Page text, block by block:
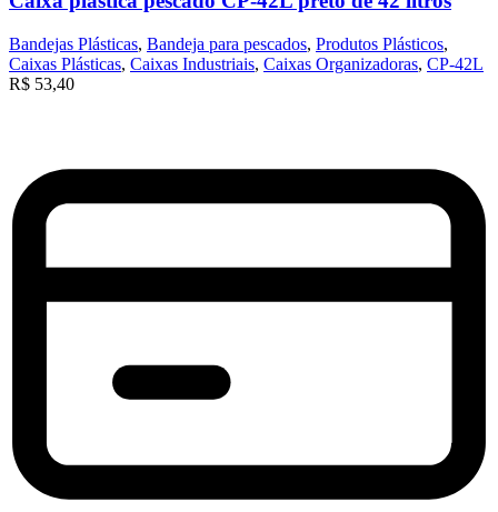
Bandejas Plásticas, Bandeja para pescados, Produtos Plásticos,
Caixas Plásticas, Caixas Industriais, Caixas Organizadoras, CP-42L
R$ 53,40